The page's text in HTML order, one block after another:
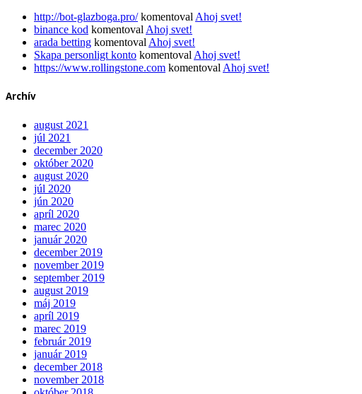
http://bot-glazboga.pro/komentoval Ahoj svet!
binance kod komentoval Ahoj svet!
arada betting komentoval Ahoj svet!
Skapa personligt konto komentoval Ahoj svet!
https://www.rollingstone.com komentoval Ahoj svet!
Archív
august 2021
júl 2021
december 2020
október 2020
august 2020
júl 2020
jún 2020
apríl 2020
marec 2020
január 2020
december 2019
november 2019
september 2019
august 2019
máj 2019
apríl 2019
marec 2019
február 2019
január 2019
december 2018
november 2018